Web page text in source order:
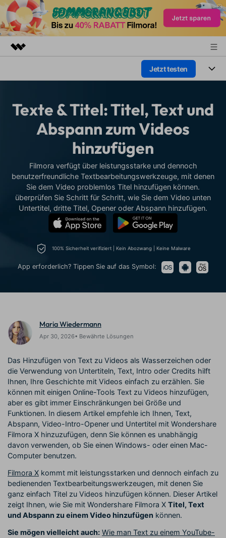
Dienstprogramme
Überblick
Support
Jetzt testen
Plattformen
Funktionen
Audio
Text
Soziale Medien
Marketing & Business
Lifestyle & Spaß
Ressourcen
Video-Prompts
Über 100 heiße Video-
Prompts – schnell ähnliche
Videos erstellen
Meisterkurs
Beherrschen Sie
fortgeschrittene
Lernen, ausdrücken und
Fähigkeiten mit Filmora
Erfahren Sie, wie Sie einen
Creator
Monetarisierungs-
Programm
Monetarisieren Sie
Ihren Einfluss mit Filmora
Freunde-werben-
Programm
An Freunde empfehlen,
Belohnungen erhalten
Blog
Hilfe-Center
Erste Schritte
Über Uns Bewertungen
Bewertungen
Kunden-Geschichten
Erfahren Sie, wie unsere
Affiliate-Programm
KAUFEN
Suchen
Texte & Titel: Titel, Text und
Abspann zum Videos
hinzufügen
Filmora verfügt über leistungsstarke und dennoch
benutzerfreundliche Textbearbeitungswerkzeuge, mit denen
Sie dem Video problemlos Titel hinzufügen können.
überprüfen Sie Schritt für Schritt, wie Sie dem Video unten
Untertitel, dritte Titel, Opener oder Abspann hinzufügen.
100% Sicherheit verifiziert | Kein Abozwang | Keine Malware
App erforderlich? Tippen Sie auf das Symbol:
Maria Wiedermann
Apr 30, 2026• Bewährte Lösungen
Das Hinzufügen von Text zu Videos als Wasserzeichen oder
die Verwendung von Untertiteln, Text, Intro oder Credits hilft
Ihnen, Ihre Geschichte mit Videos einfach zu erzählen. Sie
können mit einigen Online-Tools Text zu Videos hinzufügen,
aber es gibt immer Einschränkungen bei Größe und
Funktionen. In diesem Artikel empfehle ich Ihnen, Text,
Abspann, Video-Intro-Opener und Untertitel mit Wondershare
Filmora X hinzuzufügen, denn Sie können es unabhängig
davon verwenden, ob Sie einen Windows- oder einen Mac-
Computer benutzen.
Filmora X kommt mit leistungsstarken und dennoch einfach zu
bedienenden Textbearbeitungswerkzeugen, mit denen Sie
ganz einfach Titel zu Videos hinzufügen können. Dieser Artikel
zeigt Ihnen, wie Sie mit Wondershare Filmora X Titel, Text
und Abspann zu einem Video hinzufügen können.
Sie mögen vielleicht auch: Wie man Text zu einem YouTube-